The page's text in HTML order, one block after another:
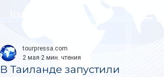
В Таиланде запустили
tourpressa.com
2 мая 2 мин. чтения